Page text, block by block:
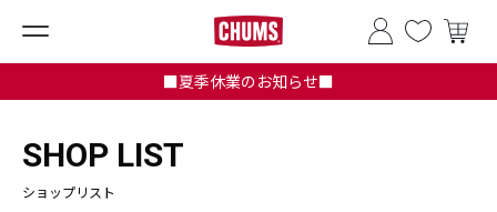
■夏季休業のお知らせ■
SHOP LIST
ショップリスト